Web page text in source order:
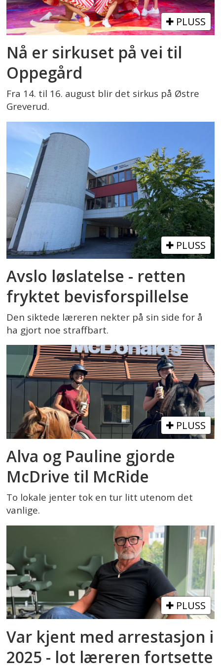
PLUSS
Nå er sirkuset på vei til
Oppegård
Fra 14. til 16. august blir det sirkus på Østre
Greverud.
PLUSS
Avslo løslatelse - retten
fryktet bevisforspillelse
Den siktede læreren nekter på sin side for å
ha gjort noe straffbart.
PLUSS
Alva og Pauline gjorde
McDrive til McRide
To lokale jenter tok en tur litt utenom det
vanlige.
PLUSS
Var kjent med arrestasjon i
2025 - lot læreren fortsette